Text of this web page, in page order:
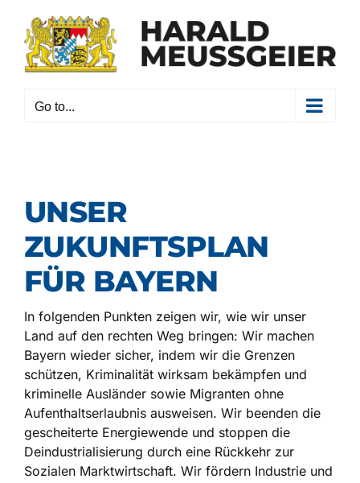
content
Go to...
UNSER
ZUKUNFTSPLAN
FÜR BAYERN
In folgenden Punkten zeigen wir, wie wir unser
Land auf den rechten Weg bringen: Wir machen
Bayern wieder sicher, indem wir die Grenzen
schützen, Kriminalität wirksam bekämpfen und
kriminelle Ausländer sowie Migranten ohne
Aufenthaltserlaubnis ausweisen. Wir beenden die
gescheiterte Energiewende und stoppen die
Deindustrialisierung durch eine Rückkehr zur
Sozialen Marktwirtschaft. Wir fördern Industrie und